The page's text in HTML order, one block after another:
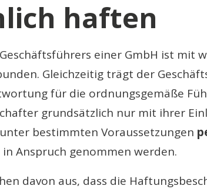
haften
einer GmbH ist mit
Gleichzeitig trägt der
für die ordnungsgemäße
grundsätzlich nur mit ihrer
bestimmten Voraussetzungen
in Anspruch genommen werden.
davon aus, dass die